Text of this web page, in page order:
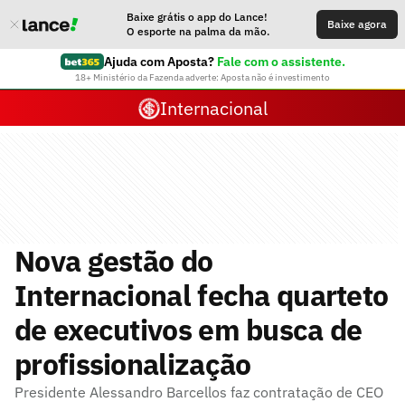
Baixe grátis o app do Lance!
O esporte na palma da mão.
Baixe agora
Ajuda com Aposta? Fale com o assistente.
18+ Ministério da Fazenda adverte: Aposta não é investimento
Internacional
Nova gestão do
Internacional fecha quarteto
de executivos em busca de
profissionalização
Presidente Alessandro Barcellos faz contratação de CEO